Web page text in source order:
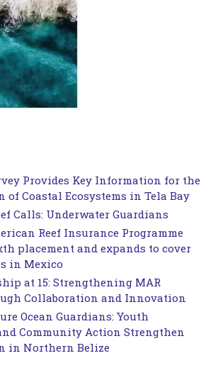
Provides Key Information for the
of Coastal Ecosystems in Tela Bay
Calls: Underwater Guardians
Reef Insurance Programme
placement and expands to cover
in Mexico
at 15: Strengthening MAR
Collaboration and Innovation
Ocean Guardians: Youth
Community Action Strengthen
in Northern Belize